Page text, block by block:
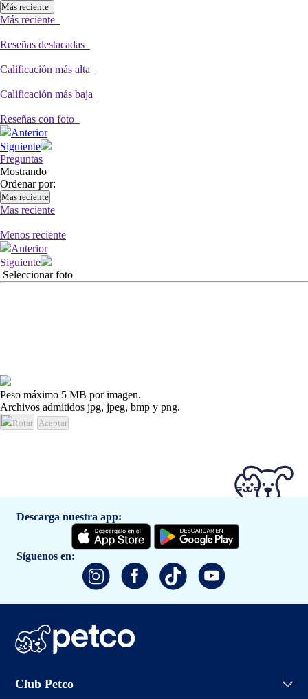
Más reciente
Más reciente
Reseñas destacadas
Calificación más alta
Calificación más baja
Reseñas con foto
Anterior
Siguiente
Preguntas
Mostrando
Ordenar por:
Mas reciente
Mas reciente
Menos reciente
Anterior
Siguiente
Seleccionar foto
Peso máximo 5 MB por imagen.
Archivos admitidos jpg, jpeg, bmp y png.
Rotar Aceptar
Descarga nuestra app:
Síguenos en:
Club Petco
Iniciar sesión